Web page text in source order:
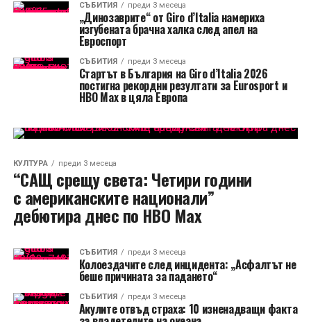
СЪБИТИЯ преди 3 месеца
„Динозаврите“ от Giro d’Italia намериха
изгубената брачна халка след апел на
Евроспорт
СЪБИТИЯ преди 3 месеца
Стартът в България на Giro d’Italia 2026
постигна рекордни резултати за Eurosport и
HBO Max в цяла Европа
КУЛТУРА преди 3 месеца
“САЩ срещу света: Четири години
с американските национали”
дебютира днес по HBO Max
СЪБИТИЯ преди 3 месеца
Колоездачите след инцидента: „Асфалтът не
беше причината за падането“
СЪБИТИЯ преди 3 месеца
Акулите отвъд страха: 10 изненадващи факта